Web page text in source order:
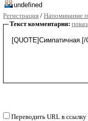
Регистрация / Напоминание
Текст комментария:
Переводить URL в ссылку